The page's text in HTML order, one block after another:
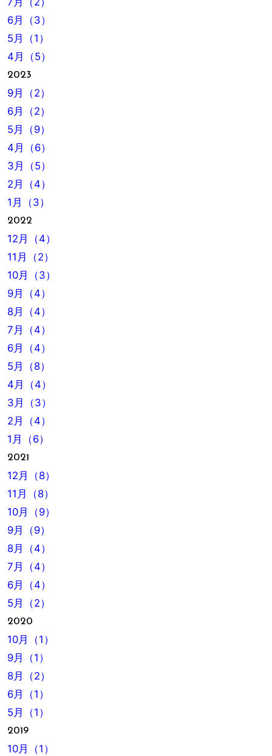
6月（3）
5月（1）
4月（5）
2023
9月（2）
6月（2）
5月（9）
4月（6）
3月（5）
2月（4）
1月（3）
2022
12月（4）
11月（2）
10月（3）
9月（4）
8月（4）
7月（4）
6月（4）
5月（8）
4月（4）
3月（3）
2月（4）
1月（6）
2021
12月（8）
11月（8）
10月（9）
9月（9）
8月（4）
7月（4）
6月（4）
5月（2）
2020
10月（1）
9月（1）
8月（2）
6月（1）
5月（1）
2019
10月（1）